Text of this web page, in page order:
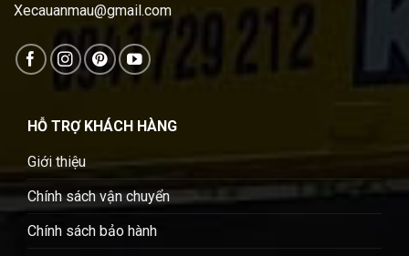
Xecauanmau@gmail.com
HỖ TRỢ KHÁCH HÀNG
Giới thiệu
Chính sách vận chuyển
Chính sách bảo hành